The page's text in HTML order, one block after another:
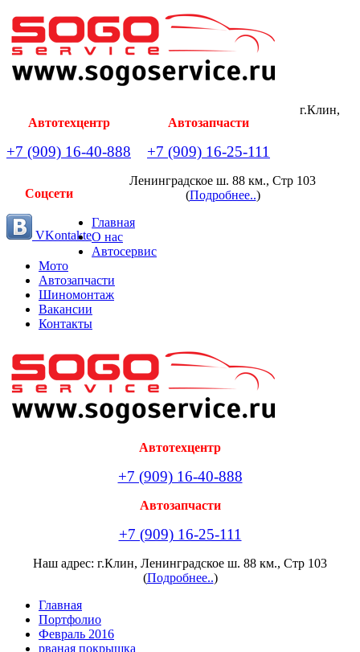
Автотехцентр
+7 (909) 16-40-888
Автозапчасти
+7 (909) 16-25-111
Соцсети
VKontakte
г.Клин,
Ленинградское ш. 88 км., Стр 103
(Подробнее..)
Главная
О нас
Автосервис
Мото
Автозапчасти
Шиномонтаж
Вакансии
Контакты
Автотехцентр
+7 (909) 16-40-888
Автозапчасти
+7 (909) 16-25-111
Наш адрес: г.Клин, Ленинградское ш. 88 км., Стр 103
(Подробнее..)
Главная
Портфолио
Февраль 2016
рваная покрышка